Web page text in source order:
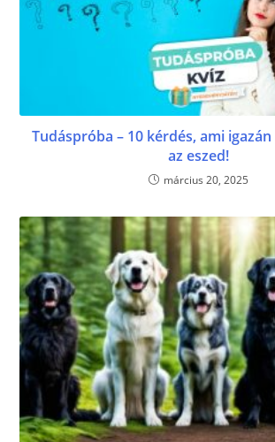
Tudáspróba – 10 kérdés, ami
az eszed!
március 20, 2025